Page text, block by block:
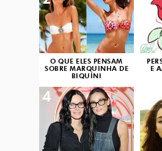
O QUE ELES PENSAM
SOBRE MARQUINHA DE
BIQUÍNI
E
4